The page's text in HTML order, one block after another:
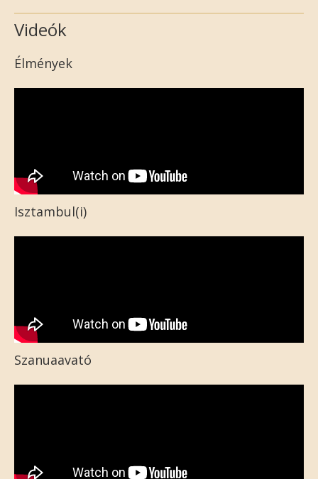
Videók
Élmények
Isztambul(i)
Szanuaavató